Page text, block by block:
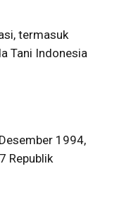
termasuk
Tani Indonesia
1994,
Republik